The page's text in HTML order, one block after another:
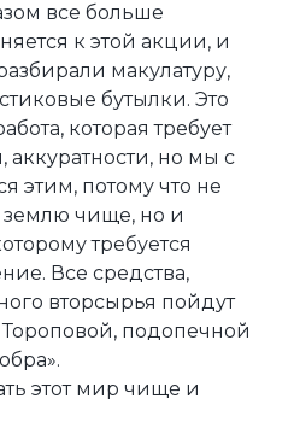
все больше
к этой акции, и
макулатуру,
бутылки. Это
которая требует
но мы с
этим, потому что не
землю чище, но и
требуется
Все средства,
вторсырья пойдут
подопечной
этот мир чище и